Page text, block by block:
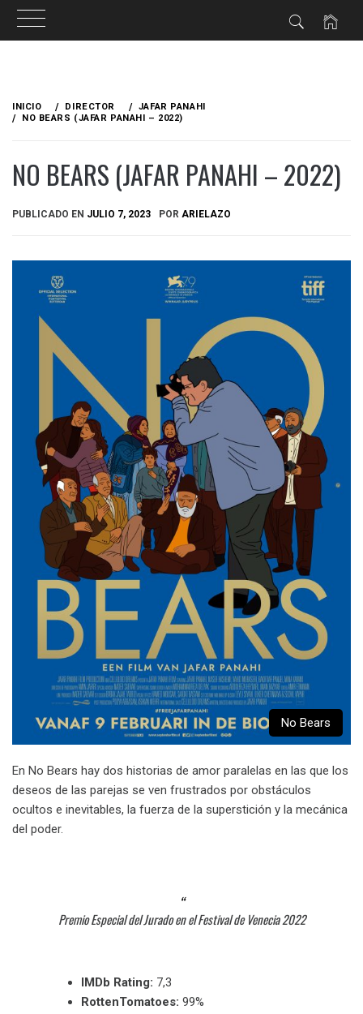
contenido
INICIO DIRECTOR
JAFAR PANAHI
NO BEARS (JAFAR PANAHI – 2022)
NO BEARS (JAFAR PANAHI – 2022)
PUBLICADO EN JULIO 7, 2023 POR ARIELAZO
No Bears
En No Bears hay dos historias de amor paralelas en las que los
deseos de las parejas se ven frustrados por obstáculos
ocultos e inevitables, la fuerza de la superstición y la mecánica
del poder.
Premio Especial del Jurado en el Festival de Venecia 2022
IMDb Rating: 7,3
RottenTomatoes: 99%